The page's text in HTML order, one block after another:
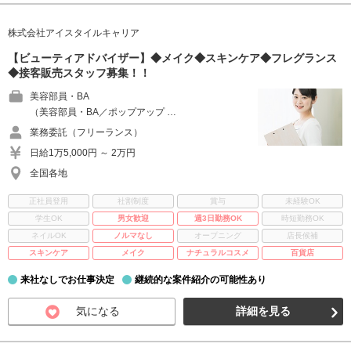
株式会社アイスタイルキャリア
【ビューティアドバイザー】◆メイク◆スキンケア◆フレグランス
◆接客販売スタッフ募集！！
美容部員・BA
（美容部員・BA／ポップアップ …
業務委託（フリーランス）
日給1万5,000円 ～ 2万円
全国各地
正社員登用 社割制度 賞与
未経験OK
学生OK
男女歓迎 週3日勤務OK
時短勤務OK
ネイルOK
ノルマなし オープニング
店長候補
スキンケア
メイク ナチュラルコスメ 百貨店
来社なしでお仕事決定 継続的な案件紹介の可能性あり
気になる 詳細を見る